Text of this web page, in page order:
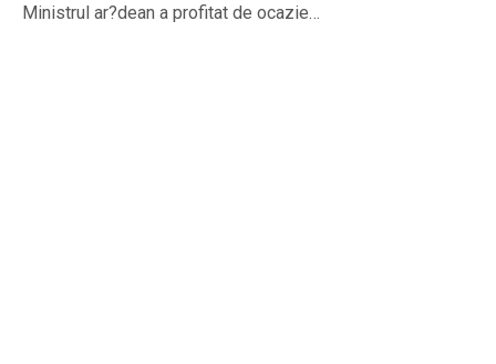
Ministrul ar?dean a profitat de ocazie…